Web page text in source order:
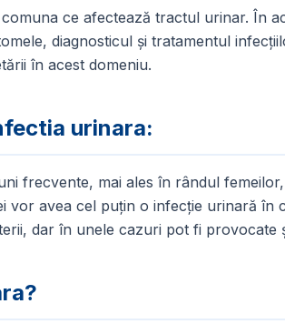
ce afectează tractul urinar. În
diagnosticul și tratamentul
în acest domeniu.
urinara:
frecvente, mai ales în rândul
vor avea cel puțin o infecție urinară în
dar în unele cazuri pot fi provocate